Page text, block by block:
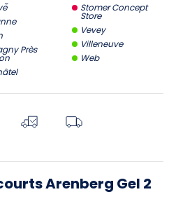
Près
Stomer Concept
Store
Vevey
Villeneuve
Web
Arenberg Gel 2